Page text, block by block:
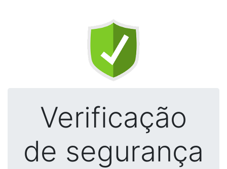
Verificação
de segurança